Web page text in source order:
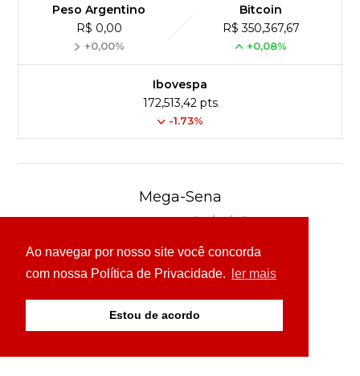
Ao navegar por nosso site você concorda
com nossa Política de Privacidade.
ler mais
Estou de acordo
Peso Argentino
R$ 0,00
+0,00%
Bitcoin
R$ 350,367,67
+0,08%
Ibovespa
172,513,42 pts
-1.73%
Mega-Sena
Concurso 3041 (06/08/26)
16 21 24 31 43